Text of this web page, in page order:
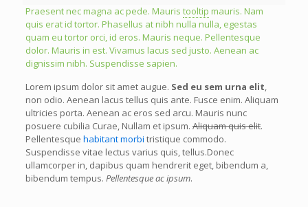
Praesent nec magna ac pede. Mauris tooltip mauris. Nam
quis erat id tortor. Phasellus at nibh nulla nulla, egestas
quam eu tortor orci, id eros. Mauris neque. Pellentesque
dolor. Mauris in est. Vivamus lacus sed justo. Aenean ac
dignissim nibh. Suspendisse sapien.
Lorem ipsum dolor sit amet augue. Sed eu sem urna elit,
non odio. Aenean lacus tellus quis ante. Fusce enim. Aliquam
ultricies porta. Aenean ac eros sed arcu. Mauris nunc
posuere cubilia Curae, Nullam et ipsum.Aliquam quis elit.
Pellentesque habitant morbi tristique commodo.
Suspendisse vitae lectus varius quis, tellus.Donec
ullamcorper in, dapibus quam hendrerit eget, bibendum a,
bibendum tempus. Pellentesque ac ipsum.